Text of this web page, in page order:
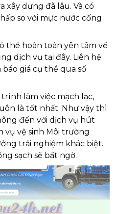
xây dựng đã lâu. Và có
so với mực nước cống
thể hoàn toàn yên tâm về
dịch vụ tại đây. Liên hệ
giá cụ thể qua số
làm việc mạch lạc,
là tốt nhất. Như vậy thì
đến với dịch vụ hút
vụ vệ sinh Môi trường
trải nghiệm khác biệt.
sạch sẽ bất ngờ.